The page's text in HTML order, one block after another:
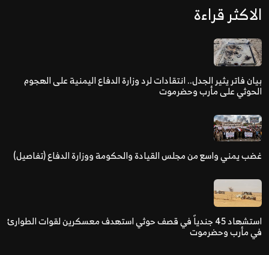
الاكثر قراءة
بيان فاتر يثير الجدل.. انتقادات لرد وزارة الدفاع اليمنية على الهجوم
الحوثي على مأرب وحضرموت
غضب يمني واسع من مجلس القيادة والحكومة ووزارة الدفاع (تفاصيل)
استشهاد 45 جندياً في قصف حوثي استهدف معسكرين لقوات الطوارئ
في مأرب وحضرموت